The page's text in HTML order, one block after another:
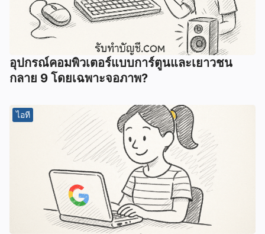
อุปกรณ์คอมพิวเตอร์แบบการ์ตูนและเยาวชน
กลาย 9 โดยเฉพาะจอภาพ?
ไอที